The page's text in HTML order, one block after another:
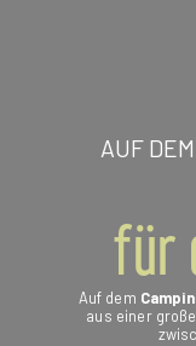
AUF
für
Auf dem
aus einer